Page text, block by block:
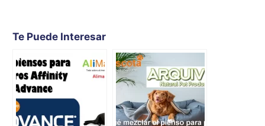
Te Puede Interesar